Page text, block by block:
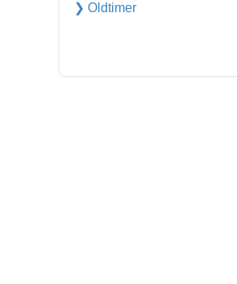
❯ Oldtimer